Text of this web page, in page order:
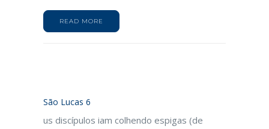
READ MORE
São Lucas 6
us discípulos iam colhendo espigas (de